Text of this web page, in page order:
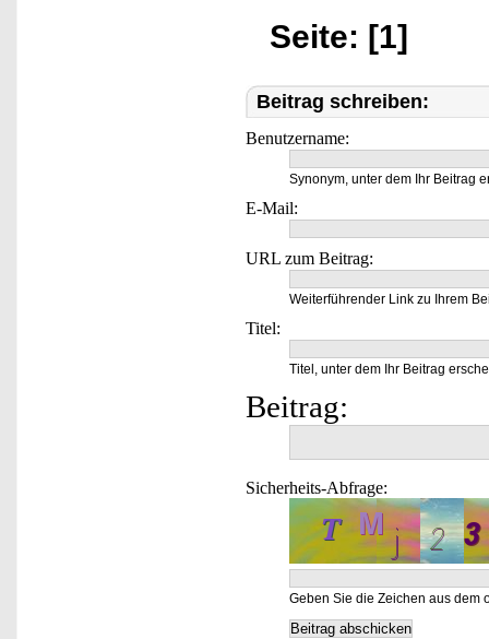
Seite: [1]
Beitrag schreiben:
Benutzername:
Synonym, unter dem Ihr Beitrag
E-Mail:
URL zum Beitrag:
Weiterführender Link zu Ihrem
Titel:
Titel, unter dem Ihr Beitrag
Beitrag:
Sicherheits-Abfrage:
Geben Sie die Zeichen aus dem